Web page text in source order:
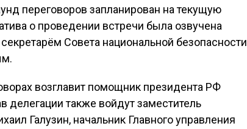
переговоров запланирован на текущую
о проведении встречи была озвучена
Совета национальной безопасности
возглавит помощник президента РФ
также войдут заместитель
Галузин, начальник Главного управления